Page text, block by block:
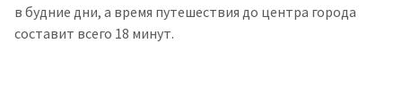
в будние дни, а время путешествия до центра города
составит всего 18 минут.